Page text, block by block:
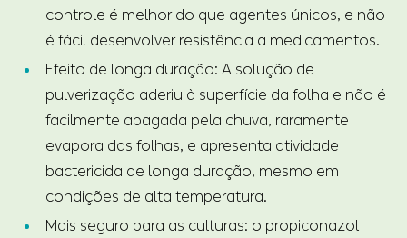
controle é melhor do que agentes únicos, e não
é fácil desenvolver resistência a medicamentos.
Efeito de longa duração: A solução de
pulverização aderiu à superfície da folha e não é
facilmente apagada pela chuva, raramente
evapora das folhas, e apresenta atividade
bactericida de longa duração, mesmo em
condições de alta temperatura.
Mais seguro para as culturas: o propiconazol